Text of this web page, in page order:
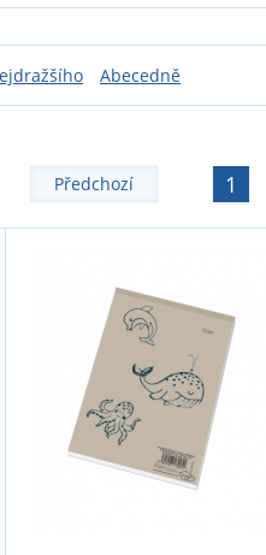
Abecedně
Předchozí 1